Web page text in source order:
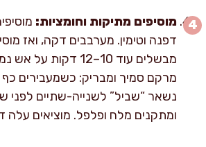
מוסיפים מתיקות וחומציות:
דפנה וטימין. מערבבים דקה, ואז
מבשלים עוד 10–12
מרקם סמיך ומבריק: כשמעבירים
נשאר “שביל” לשנייה-שתיים לפני
ומתקנים מלח ופלפל. מוציאים עלה